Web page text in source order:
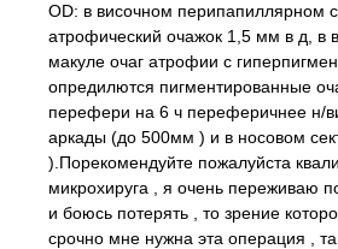
OD: в височном перипапиллярном
атрофический очажок 1,5 мм в д, в
макуле очаг атрофии с
опредилются пигментированные
перефери на 6 ч переферичнее н/
аркады (до 500мм ) и в носовом
).Порекомендуйте пожалуйста
микрохируга , я очень переживаю
и боюсь потерять , то зрение
срочно мне нужна эта операция ,